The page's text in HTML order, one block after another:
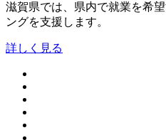
滋賀県では、県内で就業を希
ングを支援します。
詳しく見る